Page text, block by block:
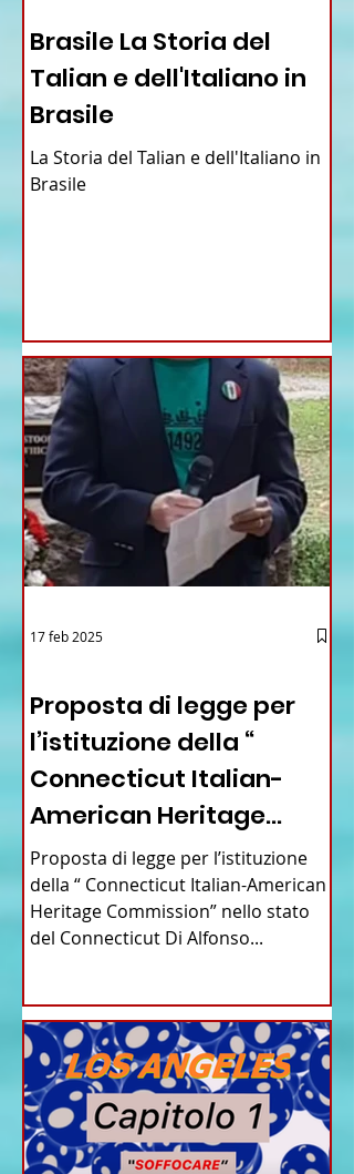
Brasile La Storia del
Talian e dell'Italiano in
Brasile
La Storia del Talian e dell'Italiano in
Brasile
Proposta di legge per
l’istituzione della “
Connecticut Italian-
American Heritage
Commission” nello stato
del Connecticut
Proposta di legge per l’istituzione
della “ Connecticut Italian-American
Heritage Commission” nello stato
del Connecticut Di Alfonso...
17 feb 2025